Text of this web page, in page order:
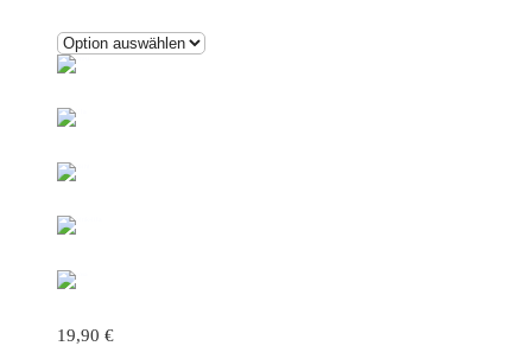
19,90 €